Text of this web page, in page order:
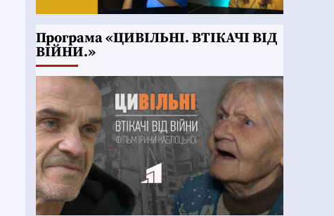
Програма «ЦИВІЛЬНІ. ВТІКАЧІ ВІД
ВІЙНИ.»